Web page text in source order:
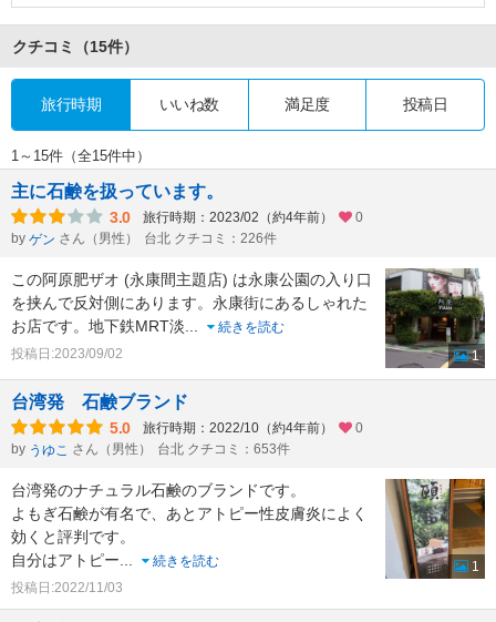
クチコミ （15件）
旅行時期 いいね数 満足度 投稿日
1～15件（全15件中）
主に石鹸を扱っています。
3.0 旅行時期：2023/02（約4年前）
0
by ゲン さん（男性） 台北 クチコミ：226件
この阿原肥ザオ (永康間主題店) は永康公園の入り口
を挟んで反対側にあります。永康街にあるしゃれた
お店です。地下鉄MRT淡...
続きを読む
投稿日:2023/09/02
1
台湾発 石鹸ブランド
5.0 旅行時期：2022/10（約4年前）
0
by うゆこ さん（男性） 台北 クチコミ：653件
台湾発のナチュラル石鹸のブランドです。
よもぎ石鹸が有名で、あとアトピー性皮膚炎によく
効くと評判です。
自分はアトピー...
続きを読む
投稿日:2022/11/03
1